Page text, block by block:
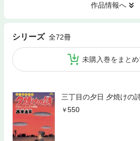
作品情報へ
シリーズ 全72冊
未購入巻をまとめ
三丁目の夕日 夕焼けの
550